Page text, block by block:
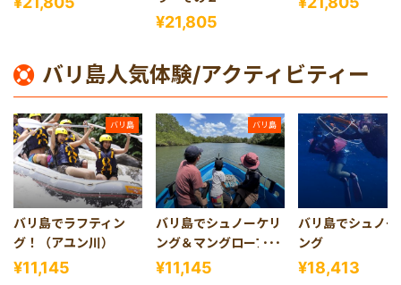
¥21,805
バリ島人気体験/アクティビティー
バリ島
バリ島でラフティン
グ！（アユン川）
¥11,145
バリ島
バリ島でシュノーケリ
ング＆マングローブツ
アー
¥11,145
バリ島でシュノ
ング
¥18,413